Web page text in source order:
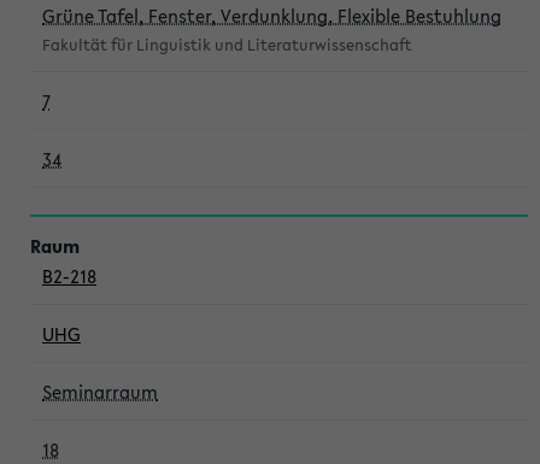
Grüne Tafel, Fenster, Verdunklung, Flexible Bestuhlung
Fakultät für Linguistik und Literaturwissenschaft
7
34
B2-218
UHG
Seminarraum
18